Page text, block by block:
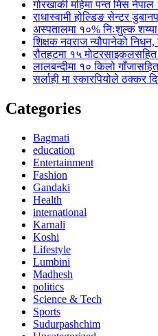
गोरखाकी महिमा पन्त मिस
राधास्वामी होल्डिङ सेन्टर
अस्पतालमा १०% निःशुल्क
शिक्षक नवराज न्यौपानेको निधन,
रौतहटमा १५
लालबन्दीमा १० किलो
सर्लाही मा स्कारपियोले ठक्कर
Categories
Bagmati
education
Entertainment
Fashion
Gandaki
Health
international
Karnali
Koshi
Lifestyle
Lumbini
Madhesh
politics
Science & Tech
Sports
Sudurpashchim